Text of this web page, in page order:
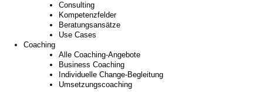
Consulting
Kompetenzfelder
Beratungsansätze
Use Cases
Coaching
Alle Coaching-Angebote
Business Coaching
Individuelle Change-Begleitung
Umsetzungscoaching